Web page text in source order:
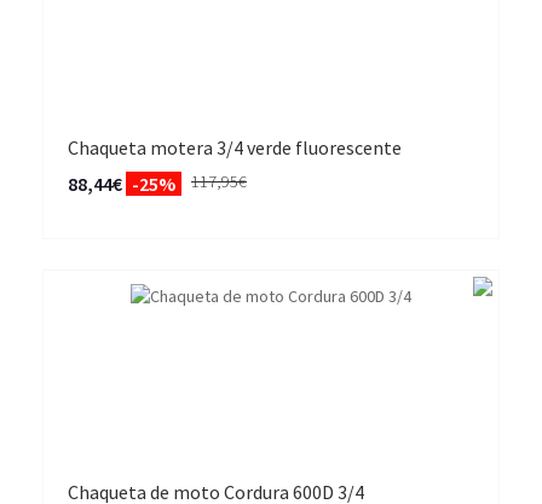
Chaqueta motera 3/4 verde fluorescente
88,44€ -25% 117,95€
Chaqueta de moto Cordura 600D 3/4